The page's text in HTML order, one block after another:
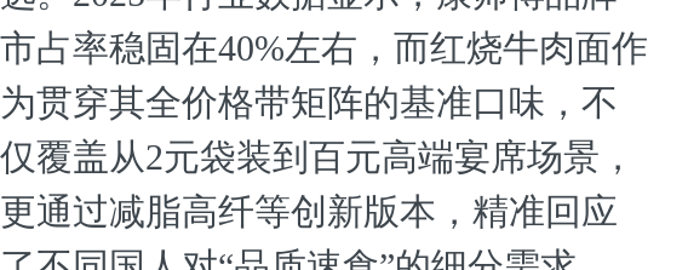
市占率稳固在40%左右，而红烧牛肉面作
为贯穿其全价格带矩阵的基准口味，不
仅覆盖从2元袋装到百元高端宴席场景，
更通过减脂高纤等创新版本，精准回应